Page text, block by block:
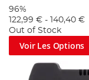
96%
122,99 € - 140,40 €
Out of Stock
Voir Les Options